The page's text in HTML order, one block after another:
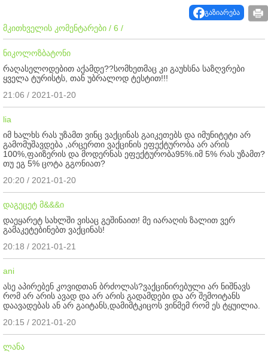
გაზიარება
მკითხველის კომენტარები / 6 /
ნიკოლოზბატონი
რაღასელოდებით აქამდე??სომხეთმაც კი გაუხსნა საზღვრები
ყველა ტურისტს, თან უბრალოდ ტესტით!!!
21:06 / 2021-01-20
lia
იმ ხალხს რას უზამთ ვინც ვაქცინას გაიკეთებს და იმუნიტეტი არ
გამომუშავდება ,არცერთი ვაქცინის ეფექტურობა არ არის
100%,ფაიზერის და მოდერნას ეფექტურობა95%.იმ 5% რას უზამთ?
თუ ეგ 5% ცოტა გგონიათ?
20:20 / 2021-01-20
დაგეცეტ მ&&&ი
დაეყარეტ სახლში ვისაც გეშინაით! მე იარაღის ზალით ვერ
გამაკეტებინებთ ვაქცინას!
20:18 / 2021-01-21
ani
ასე აპირებენ კოვიდთან ბრძოლას?ვაქცინირებული არ ნიშნავს
რომ არ არის ავად და არ არის გადამდები და არ შემოიტანს
დაავადებას ან არ გაიტანს,დამიმტკიცოს ვინმემ რომ ეს ტყუილია.
20:15 / 2021-01-20
ლანა